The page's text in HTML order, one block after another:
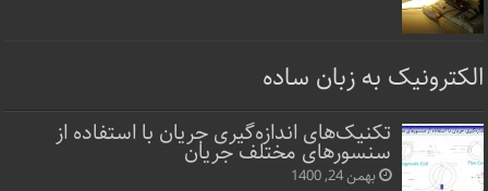
الکترونیک به زبان ساده
تکنیک‌های اندازه‌گیری جریان با استفاده از
سنسورهای مختلف جریان
بهمن 24, 1400